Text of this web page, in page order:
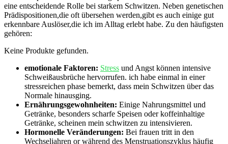
eine entscheidende Rolle bei starkem Schwitzen. Neben genetischen
Prädispositionen,die ⁤oft übersehen​ werden,gibt es auch einige gut
erkennbare Auslöser,die ich im Alltag erlebt⁤ habe. Zu den häufigsten
gehören:
Keine Produkte gefunden.
emotionale​ Faktoren: Stress und ⁢Angst können intensive
Schweißausbrüche ‌hervorrufen. ich habe einmal in einer
stressreichen ⁣phase bemerkt, dass ⁣mein Schwitzen über das
Normale hinausging.
Ernährungsgewohnheiten: ​Einige​ Nahrungsmittel ⁤und
Getränke, besonders scharfe Speisen oder koffeinhaltige
Getränke, scheinen mein schwitzen zu intensivieren.
Hormonelle Veränderungen: Bei frauen tritt in den
Wechseljahren or während des Menstruationszyklus häufig